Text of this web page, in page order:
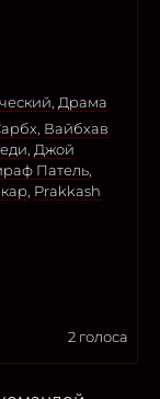
Драма
Вайбхав
Джой
Патель
Prakkash
2 голоса